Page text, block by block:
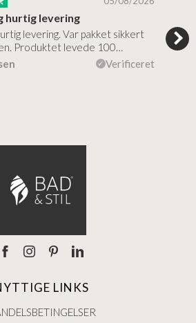
hurtig levering
levering. Var pakket sikkert
Produktet levede 100…
Verificeret
LINKS